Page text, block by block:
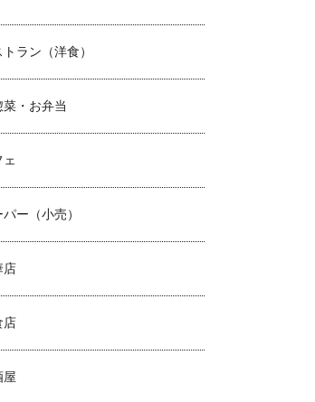
トラン（洋食）
菜・お弁当
パー（小売）
店
店
屋